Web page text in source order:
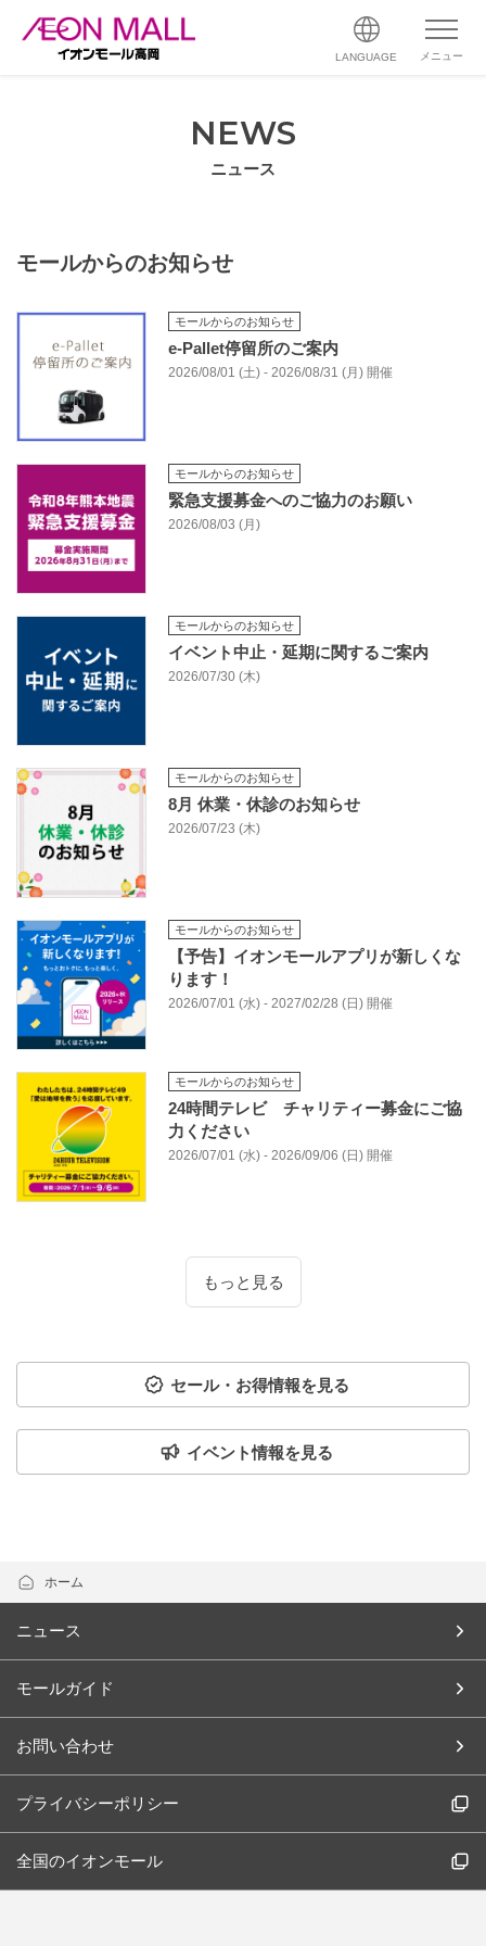
LANGUAGE メニュー
NEWS
ニュース
モールからのお知らせ
モールからのお知らせ
e-Pallet停留所のご案内
2026/08/01 (土) - 2026/08/31 (月) 開催
モールからのお知らせ
緊急支援募金へのご協力のお願い
2026/08/03 (月)
モールからのお知らせ
イベント中止・延期に関するご案内
2026/07/30 (木)
モールからのお知らせ
8月 休業・休診のお知らせ
2026/07/23 (木)
モールからのお知らせ
【予告】イオンモールアプリが新しくな
ります！
2026/07/01 (水) - 2027/02/28 (日) 開催
モールからのお知らせ
24時間テレビ チャリティー募金にご協
力ください
2026/07/01 (水) - 2026/09/06 (日) 開催
もっと見る
セール・お得情報を見る
イベント情報を見る
ホーム
ニュース
モールガイド
お問い合わせ
プライバシーポリシー
全国のイオンモール